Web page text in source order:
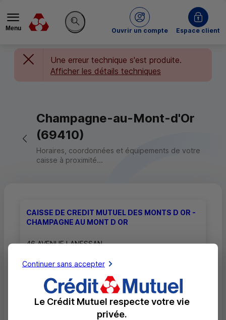
Menu
Rechercher sur le site
Ouvrir un compte
du Crédit MutuelEspace client
Une erreur technique s'est produite.
Afficher les détails techniques
Retour vers la page précédente
Champagne-au-Mont-d'Or
(69410)
Horaires, coordonnées et équipements de votre
caisse à proximité...
CAISSE DE CREDIT MUTUEL DES MONTS D OR -
CHAMPAGNE AU MONT D OR
46 AVENUE LANESSAN
04 37 70 39 06
Fermé, ouvre mardi à 8h45
Continuer sans accepter
Le Crédit Mutuel respecte votre vie
privée.